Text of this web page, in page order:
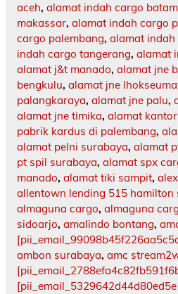
aceh, alamat indah cargo batam
makassar, alamat indah cargo
cargo palembang, alamat
indah cargo tangerang, alamat
alamat j&t manado, alamat jne
bengkulu, alamat jne
palangkaraya, alamat jne palu,
alamat jne timika, alamat
pabrik kardus di palembang,
alamat pelni surabaya, alamat
pt spil surabaya, alamat spx
manado, alamat tiki sampit,
allentown lending 515 hamilton
almaguna cargo, almaguna
sidoarjo, amalindo bontang,
ambon surabaya, amc